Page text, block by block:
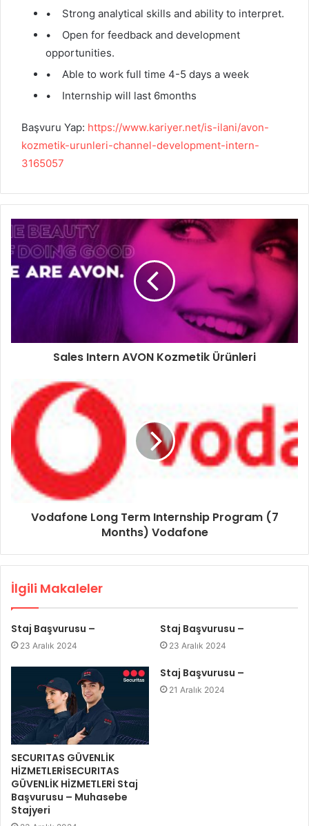
• Strong analytical skills and ability to interpret.
• Open for feedback and development
opportunities.
• Able to work full time 4-5 days a week
• Internship will last 6months
Başvuru Yap: https://www.kariyer.net/is-ilani/avon-
kozmetik-urunleri-channel-development-intern-
3165057
Sales Intern AVON Kozmetik Ürünleri
Vodafone Long Term Internship Program (7
Months) Vodafone
İlgili Makaleler
Staj Başvurusu –
23 Aralık 2024
Staj Başvurusu –
23 Aralık 2024
SECURITAS GÜVENLİK
HİZMETLERİSECURITAS
GÜVENLİK HİZMETLERİ Staj
Başvurusu – Muhasebe
Stajyeri
Staj Başvurusu –
21 Aralık 2024